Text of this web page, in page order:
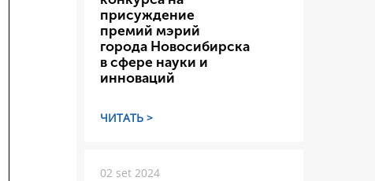
присуждение
премий мэрий
города Новосибирска
в сфере науки и
инноваций
ЧИТАТЬ >
02 set 2024